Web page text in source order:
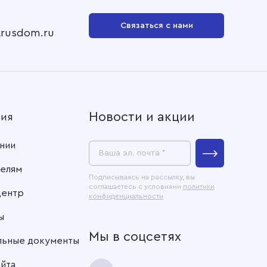
Связаться с нами
документы
Новости и акции
Ваша эл. почта *
Подписываясь на рассылку, вы
соглашаетесь с условиями политики
конфиденциальности
Мы в соцсетях